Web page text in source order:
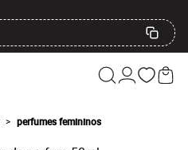
> perfumes femininos